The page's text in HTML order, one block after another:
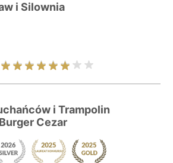
i Silownia
i Trampolin
Cezar